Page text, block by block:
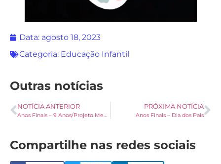
Data: agosto 18, 2023
Categoria: Educação Infantil
Outras notícias
NOTÍCIA ANTERIOR
Anos Finais – 9 Anos/Projeto Memórias Compartilhadas
PRÓXIMA NOTÍCIA
Anos Finais – Dia dos Pais
Compartilhe nas redes sociais